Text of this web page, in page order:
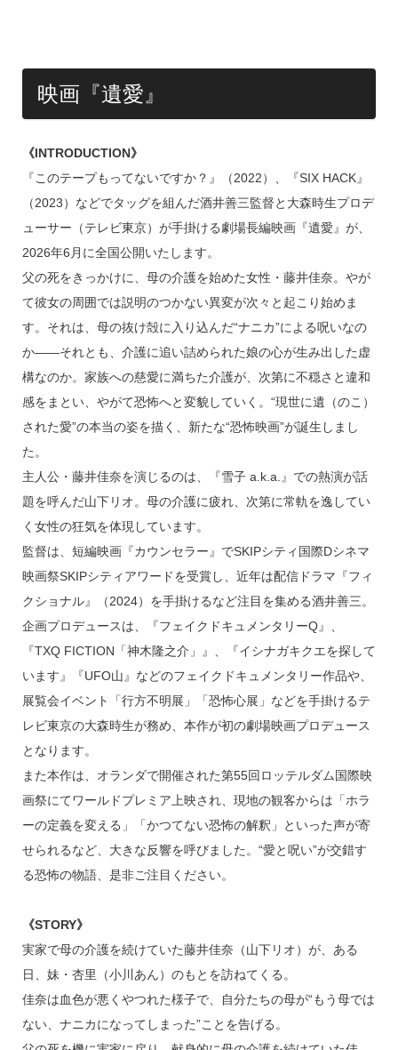
映画『遺愛』
《INTRODUCTION》
『このテープもってないですか？』（2022）、『SIX HACK』
（2023）などでタッグを組んだ酒井善三監督と大森時生プロデ
ューサー（テレビ東京）が手掛ける劇場長編映画『遺愛』が、
2026年6月に全国公開いたします。
父の死をきっかけに、母の介護を始めた女性・藤井佳奈。やが
て彼女の周囲では説明のつかない異変が次々と起こり始めま
す。それは、母の抜け殻に入り込んだ“ナニカ”による呪いなの
か――それとも、介護に追い詰められた娘の心が生み出した虚
構なのか。家族への慈愛に満ちた介護が、次第に不穏さと違和
感をまとい、やがて恐怖へと変貌していく。“現世に遺（のこ）
された愛”の本当の姿を描く、新たな“恐怖映画”が誕生しまし
た。
主人公・藤井佳奈を演じるのは、『雪子 a.k.a.』での熱演が話
題を呼んだ山下リオ。母の介護に疲れ、次第に常軌を逸してい
く女性の狂気を体現しています。
監督は、短編映画『カウンセラー』でSKIPシティ国際Dシネマ
映画祭SKIPシティアワードを受賞し、近年は配信ドラマ『フィ
クショナル』（2024）を手掛けるなど注目を集める酒井善三。
企画プロデュースは、『フェイクドキュメンタリーQ』、
『TXQ FICTION「神木隆之介」』、『イシナガキクエを探して
います』『UFO山』などのフェイクドキュメンタリー作品や、
展覧会イベント「行方不明展」「恐怖心展」などを手掛けるテ
レビ東京の大森時生が務め、本作が初の劇場映画プロデュース
となります。
また本作は、オランダで開催された第55回ロッテルダム国際映
画祭にてワールドプレミア上映され、現地の観客からは「ホラ
ーの定義を変える」「かつてない恐怖の解釈」といった声が寄
せられるなど、大きな反響を呼びました。“愛と呪い”が交錯す
る恐怖の物語、是非ご注目ください。
《STORY》
実家で母の介護を続けていた藤井佳奈（山下リオ）が、ある
日、妹・杏里（小川あん）のもとを訪ねてくる。
佳奈は血色が悪くやつれた様子で、自分たちの母が“もう母では
ない、ナニカになってしまった”ことを告げる。